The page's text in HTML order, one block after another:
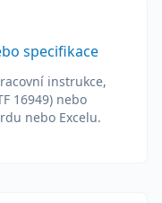
specifikace
instrukce,
16949) nebo
nebo Excelu.